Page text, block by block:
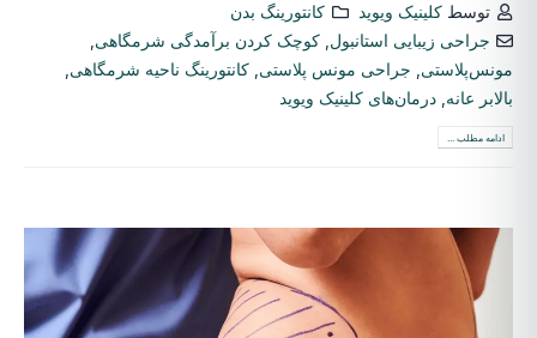
توسطکلینیک ویوید
کانتورینگ بدن
جراحی زیبایی استانبول ,کوچک کردن برآمدگی شرمگاهی
مونس‌پلاستی
جراحی مونس پلاستی کانتورینگ ناحیه شرمگاهی
بالابر عانه درمان‌های کلینیک ویوید
ادامه مطلب ...